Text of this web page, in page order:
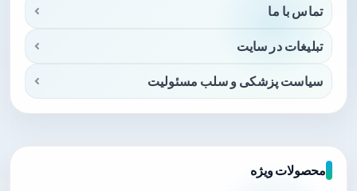
تماس با ما
تبلیغات در سایت
سیاست پزشکی و سلب مسئولیت
محصولات ویژه